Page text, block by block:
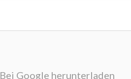
Bei Google herunterladen